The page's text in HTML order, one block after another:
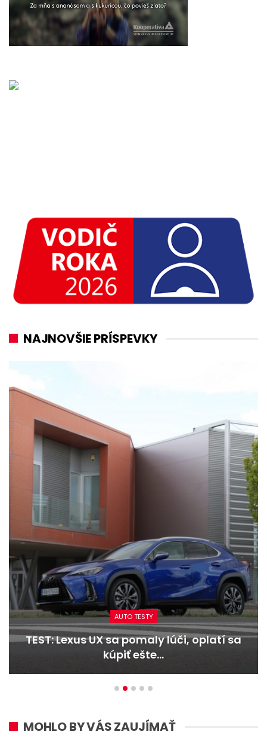
NAJNOVŠIE PRÍSPEVKY
AUTO TESTY
TEST: Lexus UX sa pomaly lúči, oplatí sa
kúpiť ešte…
MOHLO BY VÁS ZAUJÍMAŤ